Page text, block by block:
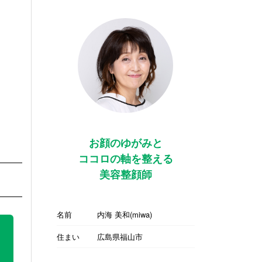
お顔のゆがみと
ココロの軸を整える
美容整顔師
名前
内海 美和(miwa)
住まい
広島県福山市